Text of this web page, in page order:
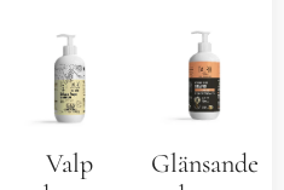
Valp
Glänsande